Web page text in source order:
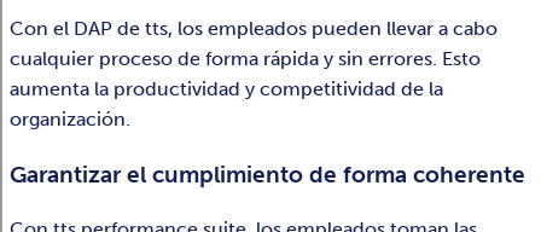
Con el DAP de tts, los empleados pueden llevar a cabo
cualquier proceso de forma rápida y sin errores. Esto
aumenta la productividad y competitividad de la
organización.
Garantizar el cumplimiento de forma coherente